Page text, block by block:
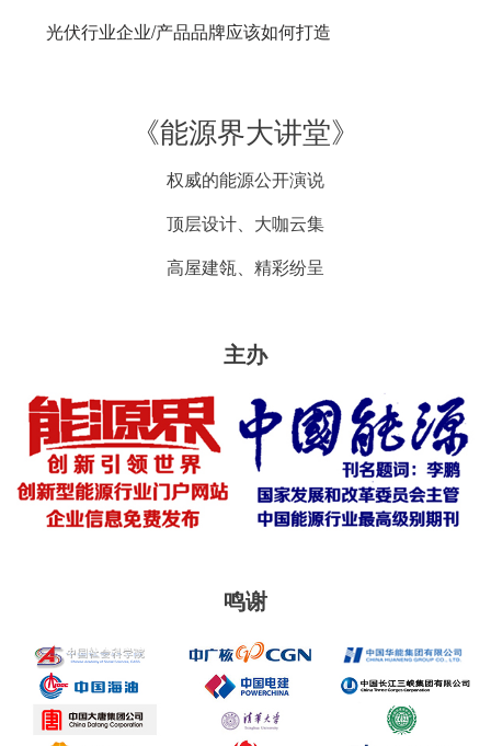
光伏行业企业/产品品牌应该如何打造
《能源界大讲堂》
权威的能源公开演说
顶层设计、大咖云集
高屋建瓴、精彩纷呈
主办
鸣谢